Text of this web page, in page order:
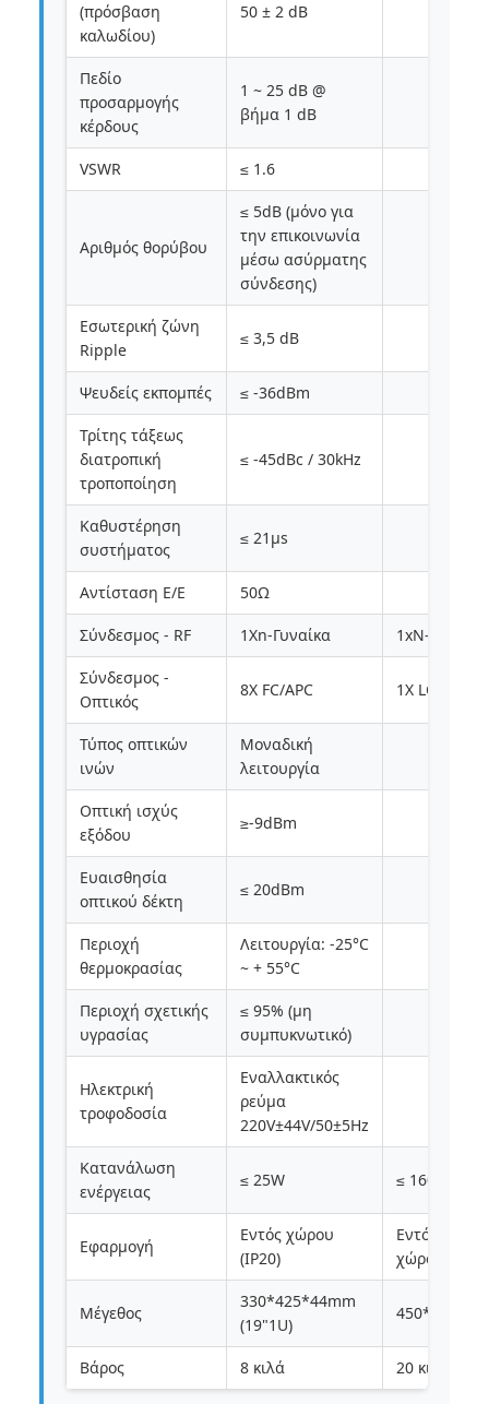
(πρόσβαση
καλωδίου)
50 ± 2 dB
Πεδίο
προσαρμογής
κέρδους
1 ~ 25 dB @
βήμα 1 dB
VSWR ≤ 1.6
Αριθμός θορύβου
≤ 5dB (μόνο για
την επικοινωνία
μέσω ασύρματης
σύνδεσης)
Εσωτερική ζώνη
Ripple
≤ 3,5 dB
Ψευδείς εκπομπές ≤ -36dBm
Τρίτης τάξεως
διατροπική
τροποποίηση
≤ -45dBc / 30kHz
Καθυστέρηση
συστήματος
≤ 21μs
Αντίσταση Ε/Ε 50Ω
Σύνδεσμος - RF 1Xn-Γυναίκα 1xN-Γυναίκα
Σύνδεσμος -
Οπτικός
8X FC/APC 1X LC/UPC
Τύπος οπτικών
ινών
Μοναδική
λειτουργία
Οπτική ισχύς
εξόδου
≥-9dBm
Ευαισθησία
οπτικού δέκτη
≤ 20dBm
Περιοχή
θερμοκρασίας
Λειτουργία: -25°C
~ + 55°C
Περιοχή σχετικής
υγρασίας
≤ 95% (μη
συμπυκνωτικό)
Ηλεκτρική
τροφοδοσία
Εναλλακτικός
ρεύμα
220V±44V/50±5Hz
Κατανάλωση
ενέργειας
≤ 25W ≤ 160W
Εφαρμογή
Εντός χώρου
(IP20)
Εντός ή
χώρου (IP65)
Μέγεθος
330*425*44mm
(19"1U)
Βάρος 8 κιλά 20 κιλά